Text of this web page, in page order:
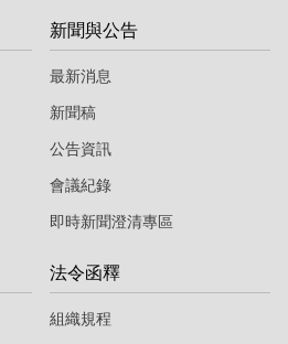
新聞與公告
最新消息
新聞稿
公告資訊
會議紀錄
即時新聞澄清專區
法令函釋
組織規程